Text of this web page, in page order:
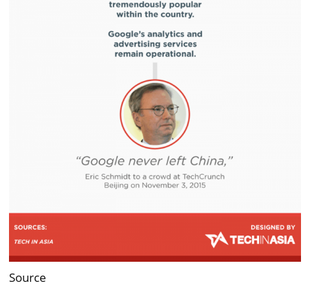
Source